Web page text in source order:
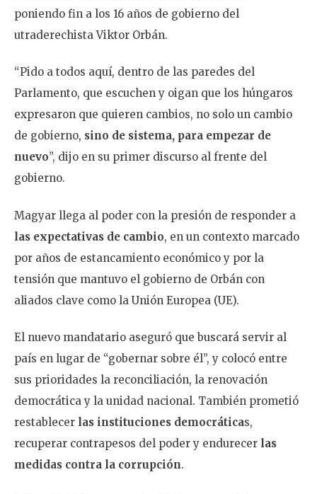
poniendo fin a los 16 años de gobierno del
utraderechista Viktor Orbán.
“Pido a todos aquí, dentro de las paredes del
Parlamento, que escuchen y oigan que los húngaros
expresaron que quieren cambios, no solo un cambio
de gobierno, sino de sistema, para empezar de
nuevo”, dijo en su primer discurso al frente del
gobierno.
Magyar llega al poder con la presión de responder a
las expectativas de cambio, en un contexto marcado
por años de estancamiento económico y por la
tensión que mantuvo el gobierno de Orbán con
aliados clave como la Unión Europea (UE).
El nuevo mandatario aseguró que buscará servir al
país en lugar de “gobernar sobre él”, y colocó entre
sus prioridades la reconciliación, la renovación
democrática y la unidad nacional. También prometió
restablecer las instituciones democráticas,
recuperar contrapesos del poder y endurecer las
medidas contra la corrupción.